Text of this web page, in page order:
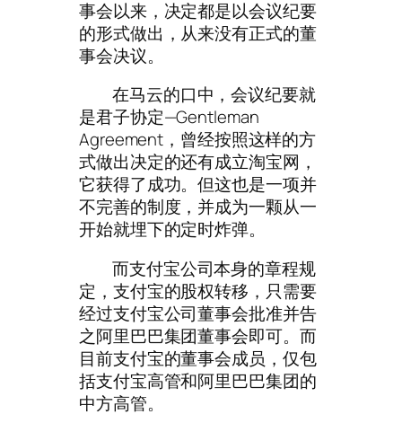
事会以来，决定都是以会议纪要
的形式做出，从来没有正式的董
事会决议。
在马云的口中，会议纪要就
是君子协定—Gentleman
Agreement，曾经按照这样的方
式做出决定的还有成立淘宝网，
它获得了成功。但这也是一项并
不完善的制度，并成为一颗从一
开始就埋下的定时炸弹。
而支付宝公司本身的章程规
定，支付宝的股权转移，只需要
经过支付宝公司董事会批准并告
之阿里巴巴集团董事会即可。而
目前支付宝的董事会成员，仅包
括支付宝高管和阿里巴巴集团的
中方高管。